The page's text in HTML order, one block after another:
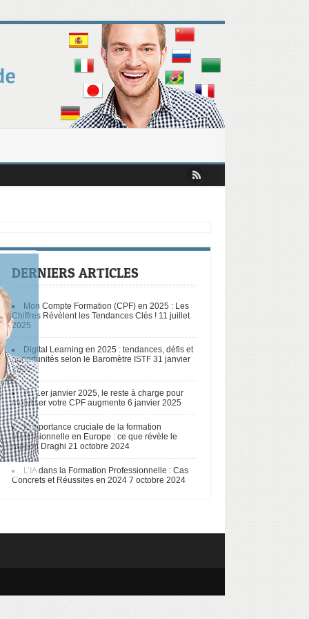
Révèlent les Tendances Clés !
votre CPF augmente
DERNIERS ARTICLES
Mon Compte Formation (CPF) en 2025 : Les
Chiffres Révèlent les Tendances Clés ! 11 juillet
2025
Digital Learning en 2025 : tendances, défis et
opportunités selon le Baromètre ISTF 31 janvier
2025
Au 1er janvier 2025, le reste à charge pour
mobiliser votre CPF augmente 6 janvier 2025
L’importance cruciale de la formation
professionnelle en Europe : ce que révèle le
rapport Draghi 21 octobre 2024
L’IA dans la Formation Professionnelle : Cas
Concrets et Réussites en 2024 7 octobre 2024